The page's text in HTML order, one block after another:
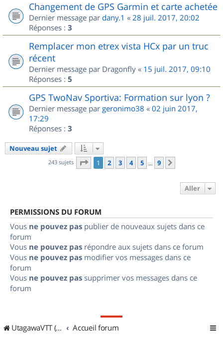
Changement de GPS Garmin et carte achetée
Dernier message par dany.1 « 28 juil. 2017, 20:02
Réponses : 3
Remplacer mon etrex vista HCx par un truc
récent
Dernier message par Dragonfly « 15 juil. 2017, 09:10
Réponses : 5
GPS TwoNav Sportiva: Formation sur lyon ?
Dernier message par geronimo38 « 02 juin 2017,
17:29
Réponses : 3
Nouveau sujet
243 sujets Page 1sur
1 2 3 4 5 … 9
Aller
PERMISSIONS DU FORUM
Vous ne pouvez pas publier de nouveaux sujets dans ce
forum
Vous ne pouvez pas répondre aux sujets dans ce forum
Vous ne pouvez pas modifier vos messages dans ce
forum
Vous ne pouvez pas supprimer vos messages dans ce
forum
UtagawaVTT (Randos VTT et VTTAE avec traces GPS) Accueil forum